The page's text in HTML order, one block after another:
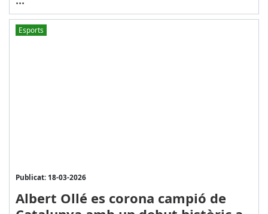
Esports
Publicat: 18-03-2026
Albert Ollé es corona campió de